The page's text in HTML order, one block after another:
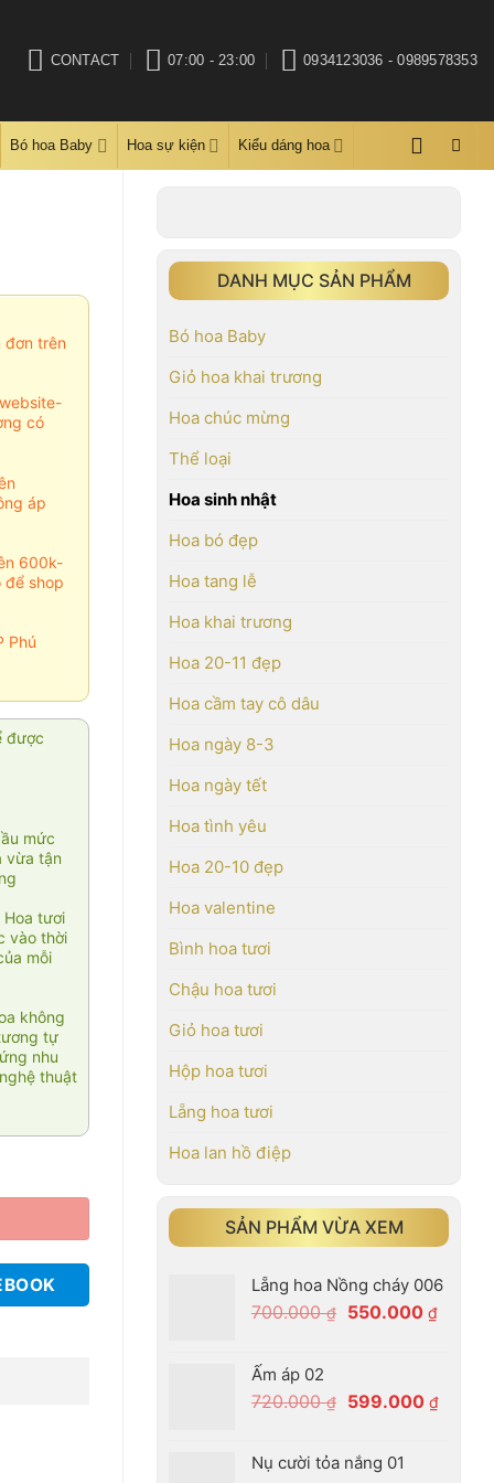
CONTACT 07:00 - 23:00 0934123036 - 0989578353
Bó hoa Baby Hoa sự kiện Kiểu dáng hoa
DANH MỤC SẢN PHẨM
Bó hoa Baby
Giỏ hoa khai trương
Hoa chúc mừng
Thể loại
Hoa sinh nhật
Hoa bó đẹp
Hoa tang lễ
Hoa khai trương
Hoa 20-11 đẹp
Hoa cầm tay cô dâu
Hoa ngày 8-3
Hoa ngày tết
Hoa tình yêu
Hoa 20-10 đẹp
Hoa valentine
Bình hoa tươi
Chậu hoa tươi
Giỏ hoa tươi
Hộp hoa tươi
Lẵng hoa tươi
Hoa lan hồ điệp
SẢN PHẨM VỪA XEM
Lẵng hoa Nồng cháy 006
700.000₫
Giá
550.000 ₫Giá
Ấm áp 02
720.000₫
Giá
720.000 ₫.
599.000 ₫Giá
Nụ cười tỏa nắng 01
đơn trên
có
áp
600k-
để shop
Phú
được
mức
vừa tận
tươi
vào thời
mỗi
không
tự
nhu
thuật